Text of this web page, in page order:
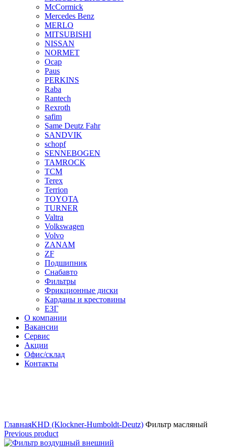
McCormick
Mercedes Benz
MERLO
MITSUBISHI
NISSAN
NORMET
Ocap
Paus
PERKINS
Raba
Rantech
Rexroth
safim
Same Deutz Fahr
SANDVIK
schopf
SENNEBOGEN
TAMROCK
TCM
Terex
Terrion
TOYOTA
TURNER
Valtra
Volkswagen
Volvo
ZANAM
ZF
Подшипник
Снабавто
Фильтры
Фрикционные диски
Карданы и крестовины
ЕЗГ
О компании
Вакансии
Сервис
Акции
Офис/склад
Контакты
ГлавнаяKHD (Klockner-Humboldt-Deutz) Фильтр масляный
Previous product